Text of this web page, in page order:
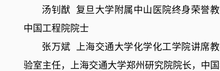
汤钊猷
复旦大学附属中山医院终身荣誉
中国工程院院士
张万斌
上海交通大学化学化工学院讲席
验室主任，上海交通大学郑州研究院院长，中